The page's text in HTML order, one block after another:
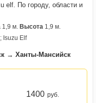
elf. По городу, области и
1,9 м. Высота 1,9 м.
Isuzu Elf
→ Ханты-Мансийск
1400 руб.